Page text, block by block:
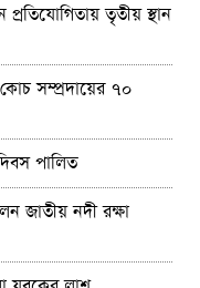
তৃতীয় স্থান
সম্প্রদায়ের ৭০
পালিত
জাতীয় নদী রক্ষা